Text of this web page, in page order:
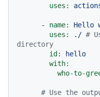
uses:
- name: Hello
uses:
./ #
directory
id:
hello
with:
who-to-
# Use the